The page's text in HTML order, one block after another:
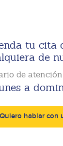
tu cita
de
de
a
Quiero hablar con